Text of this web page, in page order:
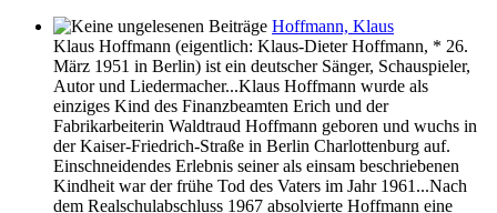
Hoffmann, Klaus
Klaus Hoffmann (eigentlich: Klaus-Dieter Hoffmann, * 26.
März 1951 in Berlin) ist ein deutscher Sänger, Schauspieler,
Autor und Liedermacher...Klaus Hoffmann wurde als
einziges Kind des Finanzbeamten Erich und der
Fabrikarbeiterin Waldtraud Hoffmann geboren und wuchs in
der Kaiser-Friedrich-Straße in Berlin Charlottenburg auf.
Einschneidendes Erlebnis seiner als einsam beschriebenen
Kindheit war der frühe Tod des Vaters im Jahr 1961...Nach
dem Realschulabschluss 1967 absolvierte Hoffmann eine